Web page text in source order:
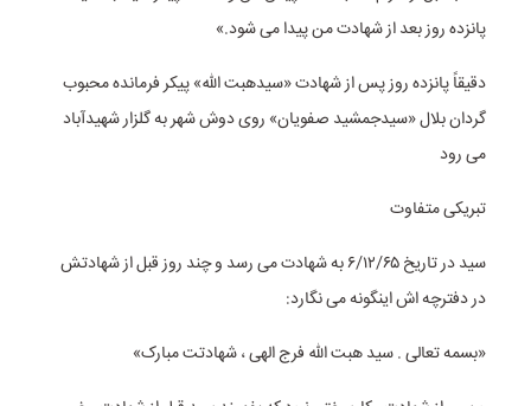
پانزده روز بعد از شهادت من پیدا می شود.»
دقیقاً پانزده روز پس از شهادت «سیدهبت الله» پیکر فرمانده محبوب
گردان بلال «سیدجمشید صفویان» روی دوش شهر به گلزار شهیدآباد
می رود
تبریکی متفاوت
سید در تاریخ ۶/۱۲/۶۵ به شهادت می رسد و چند روز قبل از شهادتش
در دفترچه اش اینگونه می نگارد:
«بسمه تعالی . سید هبت الله فرج الهی ، شهادتت مبارک»